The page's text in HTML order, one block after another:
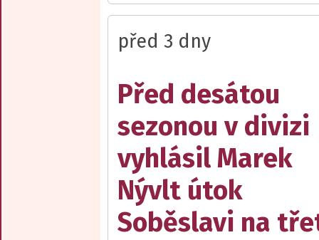
před 3 dny
Před desátou
sezonou v divizi
vyhlásil Marek
Nývlt útok
Soběslavi na